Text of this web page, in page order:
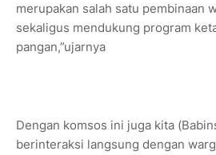
merupakan salah satu pembinaan
sekaligus mendukung program
pangan,”ujarnya
Dengan komsos ini juga kita
berinteraksi langsung dengan